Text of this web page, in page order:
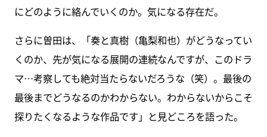
にどのように絡んでいくのか。気になる存在だ。
さらに曽田は、「奏と真樹（亀梨和也）がどうなってい
くのか、先が気になる展開の連続なんですが、このドラ
マ…考察しても絶対当たらないだろうな（笑）。最後の
最後までどうなるのかわからない。わからないからこそ
探りたくなるような作品です」と見どころを語った。